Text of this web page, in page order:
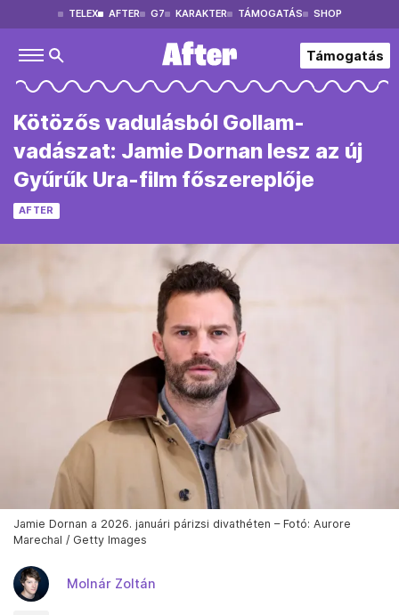
TELEX AFTER G7 KARAKTER TÁMOGATÁS SHOP
Támogatás
Kötözős vadulásból Gollam-
vadászat: Jamie Dornan lesz az új
Gyűrűk Ura-film főszereplője
AFTER
Jamie Dornan a 2026. januári párizsi divathéten – Fotó: Aurore
Marechal / Getty Images
Molnár Zoltán